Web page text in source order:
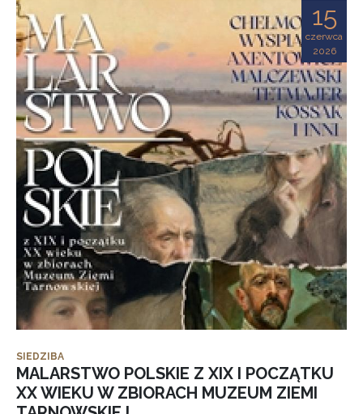
15
czerwca
2026
SIEDZIBA
MALARSTWO POLSKIE Z XIX I POCZĄTKU
XX WIEKU W ZBIORACH MUZEUM ZIEMI